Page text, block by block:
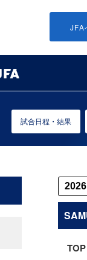
JFA
試合日程・結果
TOP